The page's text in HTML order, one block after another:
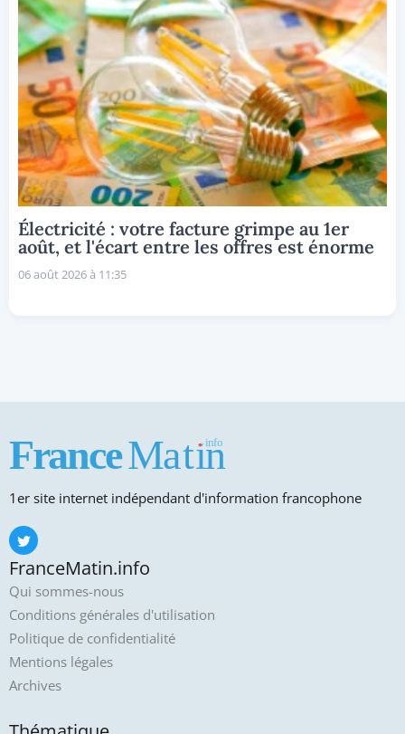
Électricité : votre facture grimpe au 1er
août, et l'écart entre les offres est énorme
06 août 2026 à 11:35
1er site internet indépendant d'information francophone
FranceMatin.info
Qui sommes-nous
Conditions générales d'utilisation
Politique de confidentialité
Mentions légales
Archives